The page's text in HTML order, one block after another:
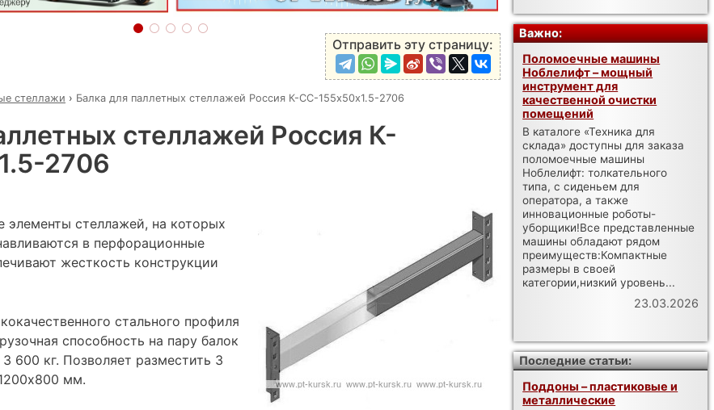
Отправить эту страницу:
стеллажи › Балка для паллетных стеллажей Россия К-СС-155х50х1.5-2706
стеллажей Россия К-
2706
элементы стеллажей, на которых
в перфорационные
жесткость конструкции
стального профиля
способность на пару балок
600 кг. Позволяет разместить 3
мм.
Важно:
Поломоечные машины
Ноблелифт – мощный
инструмент для
качественной очистки
помещений
В каталоге «Техника для
склада» доступны для заказа
поломоечные машины
Ноблелифт: толкательного
типа, с сиденьем для
оператора, а также
инновационные роботы-
уборщики!Все представленные
машины обладают рядом
преимуществ:Компактные
размеры в своей
категории,низкий уровень...
23.03.2026
Последние статьи:
Поддоны – пластиковые и
металлические